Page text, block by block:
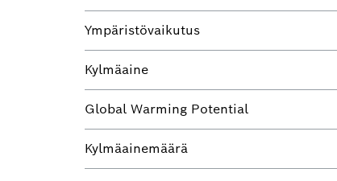
Ympäristövaikutus
Kylmäaine
Global Warming Potential
Kylmäainemäärä